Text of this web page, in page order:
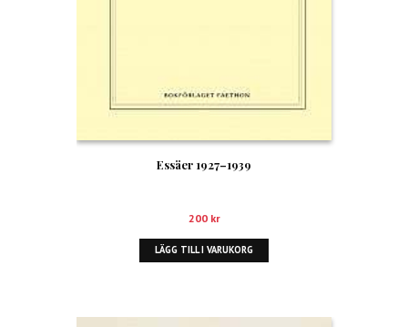
Essäer 1927–1939
200 kr
LÄGG TILL I VARUKORG